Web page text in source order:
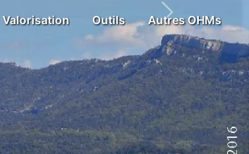
Next
Valorisation Outils Autres OHMs